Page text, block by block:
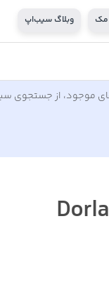
مک وبلاگ سیب‌اپ
موجود، از جستجوی